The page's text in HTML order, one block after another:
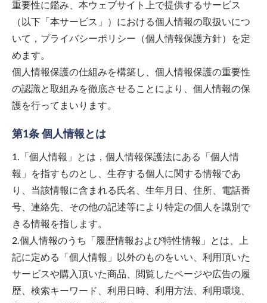
重要性に鑑み、本ウェブサイト上で提供するサービス
（以下「本サービス」）における個人情報の取扱いにつ
いて，プライバシーポリシー（個人情報保護方針）を定
めます。
個人情報保護の仕組みを構築し、個人情報保護の重要性
の認識と取組みを徹底させることにより、個人情報の保
護を行ってまいります。
第1条 個人情報とは
1.「個人情報」とは，個人情報保護法にある「個人情
報」を指すものとし、生存する個人に関する情報であ
り、当該情報に含まれる氏名、生年月日、住所、電話番
号、連絡先、その他の記述等により特定の個人を識別で
きる情報を指します。
2.個人情報のうち「履歴情報および特性情報」とは、上
記に定める「個人情報」以外のものをいい、利用頂いた
サービスや購入頂いた商品、閲覧したページや広告の履
歴、検索キーワード、利用日時、利用方法、利用環境、